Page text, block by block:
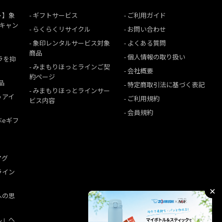
象
ャン
を抑
イ
ギフ
グ
ン
思
」へ
ギフトサービス
らくらくリサイクル
象印レンタルサービス対象
商品
みまもりほっとラインご契
約ページ
みまもりほっとラインサー
ビス内容
ご利用ガイド
お問い合わせ
よくある質問
個人情報の取り扱い
会社概要
特定商取引法に基づく表記
ご利用規約
会員規約
✕